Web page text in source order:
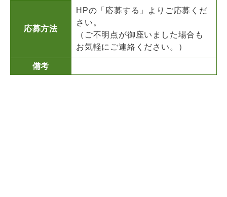
応募方法
HPの「応募する」よりご応募くだ
さい。
（ご不明点が御座いました場合も
お気軽にご連絡ください。）
備考